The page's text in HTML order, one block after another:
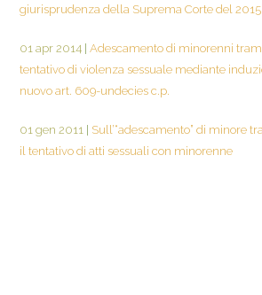
giurisprudenza della Suprema Corte del 2015
01 apr 2014 Adescamento di minorenni
tentativo di violenza sessuale mediante
nuovo art. 609-undecies c.p.
01 gen 2011
Sull’“adescamento” di minore
il tentativo di atti sessuali con minorenne